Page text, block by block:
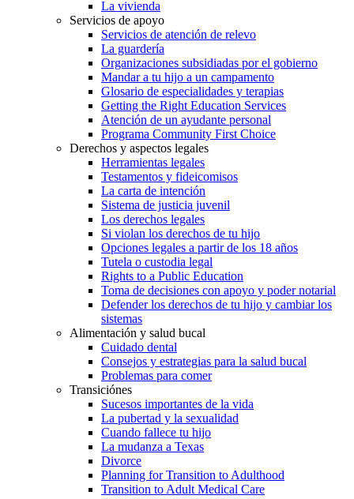
La vivienda
Servicios de apoyo
Servicios de atención de relevo
La guardería
Organizaciones subsidiadas por el gobierno
Mandar a tu hijo a un campamento
Glosario de especialidades y terapias
Getting the Right Education Services
Atención de un ayudante personal
Programa Community First Choice
Derechos y aspectos legales
Herramientas legales
Testamentos y fideicomisos
La carta de intención
Sistema de justicia juvenil
Los derechos legales
Si violan los derechos de tu hijo
Opciones legales a partir de los 18 años
Tutela o custodia legal
Rights to a Public Education
Toma de decisiones con apoyo y poder notarial
Defender los derechos de tu hijo y cambiar los
sistemas
Alimentación y salud bucal
Cuidado dental
Consejos y estrategias para la salud bucal
Problemas para comer
Transiciónes
Sucesos importantes de la vida
La pubertad y la sexualidad
Cuando fallece tu hijo
La mudanza a Texas
Divorce
Planning for Transition to Adulthood
Transition to Adult Medical Care